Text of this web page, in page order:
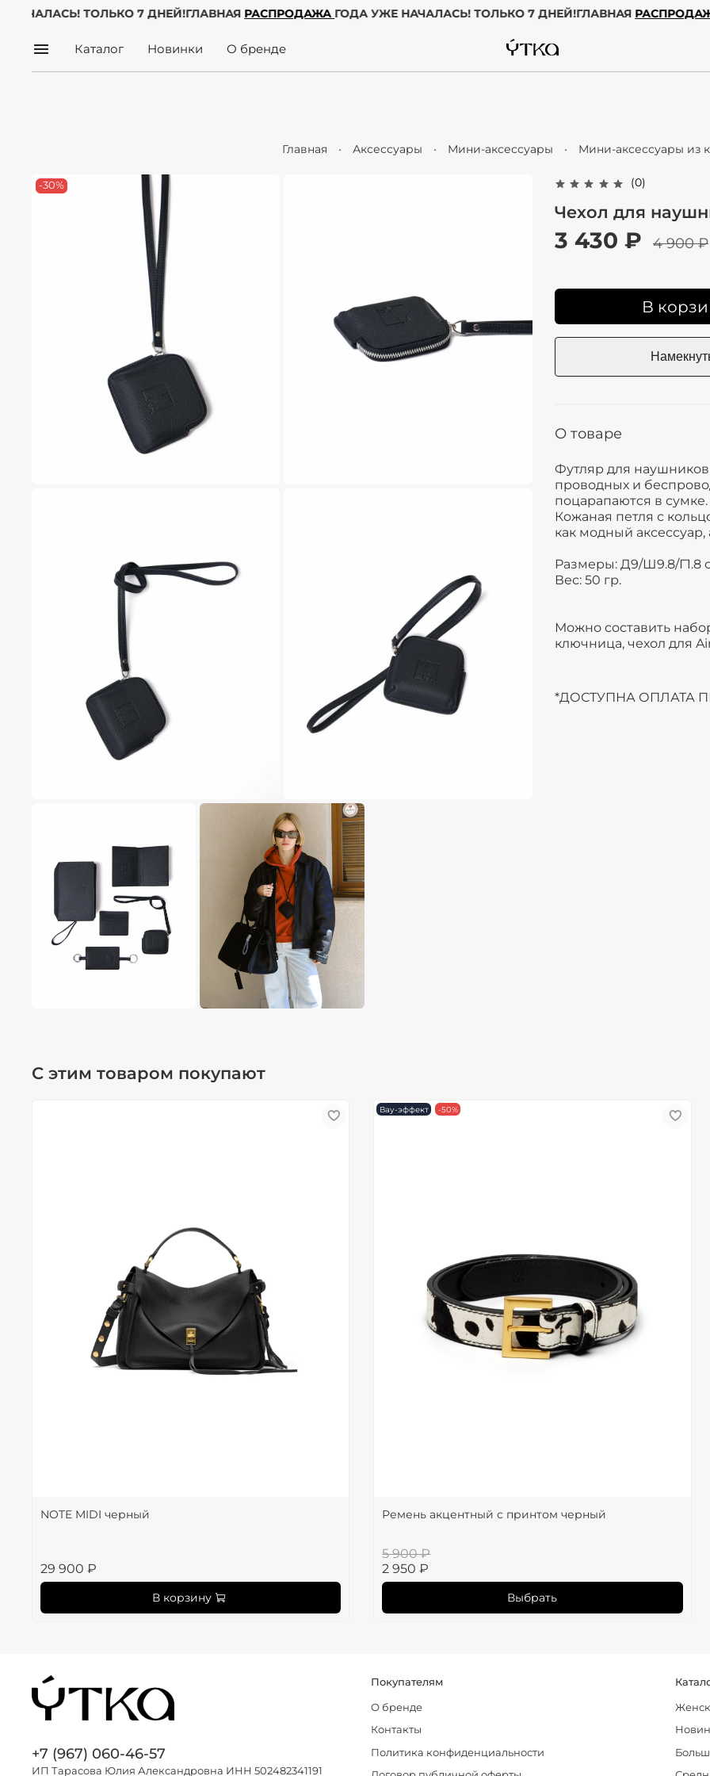
НАЧАЛАСЬ! ТОЛЬКО 7 ДНЕЙ!ГЛАВНАЯРАСПРОДАЖАГОДА УЖЕ НАЧАЛАСЬ! ТОЛЬКО 7 ДНЕЙ!ГЛАВНАЯ
Каталог Новинки О бренде
Главная Аксессуары Мини-аксессуары Мини-аксессуары из
-30% (0)
Чехол для
3 430 ₽ 4 900 ₽
В
О товаре
Футляр для
проводных и
поцарапаются в сумке.
Кожаная петля с
как модный
Размеры: Д9/Ш9.8/Г1.8
Вес: 50 гр.
Можно составить
ключница, чехол для
*ДОСТУПНА ОПЛАТА
С этим товаром покупают
NOTE MIDI черный
29 900 ₽
В корзину
Вау-эффект -50%
Ремень акцентный с принтом черный
5 900 ₽
2 950 ₽
Выбрать
Покупателям
О бренде
Контакты
Политика конфиденциальности
+7 (967) 060-46-57
ИП Тарасова Юлия Александровна ИНН 502482341191